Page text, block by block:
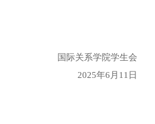
国际关系学院学生会
2025年6月11日